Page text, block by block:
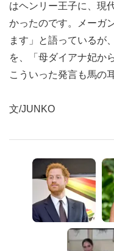
はヘンリー王子に、現
かったのです。メーガ
ます」と語っているが
を、「母ダイアナ妃か
こういった発言も馬の
文/JUNKO